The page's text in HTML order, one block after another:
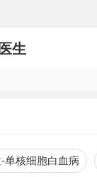
生
单核细胞白血病